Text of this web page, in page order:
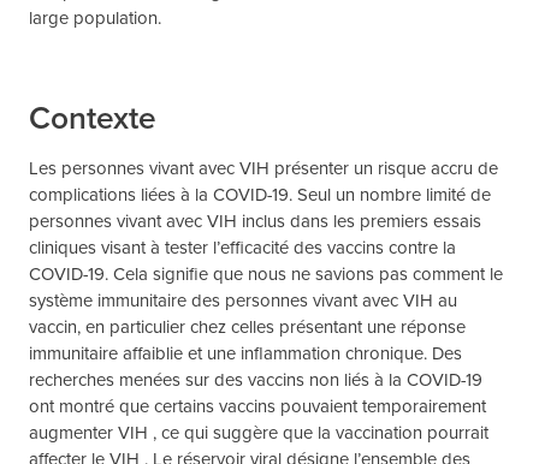
large population.
Contexte
Les personnes vivant avec VIH présenter un risque accru de
complications liées à la COVID-19. Seul un nombre limité de
personnes vivant avec VIH inclus dans les premiers essais
cliniques visant à tester l’efficacité des vaccins contre la
COVID-19. Cela signifie que nous ne savions pas comment le
système immunitaire des personnes vivant avec VIH au
vaccin, en particulier chez celles présentant une réponse
immunitaire affaiblie et une inflammation chronique. Des
recherches menées sur des vaccins non liés à la COVID-19
ont montré que certains vaccins pouvaient temporairement
augmenter VIH , ce qui suggère que la vaccination pourrait
affecter le VIH . Le réservoir viral désigne l’ensemble des